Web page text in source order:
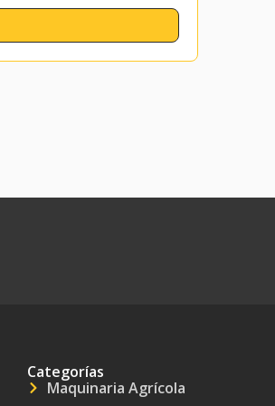
Categorías
Maquinaria Agrícola